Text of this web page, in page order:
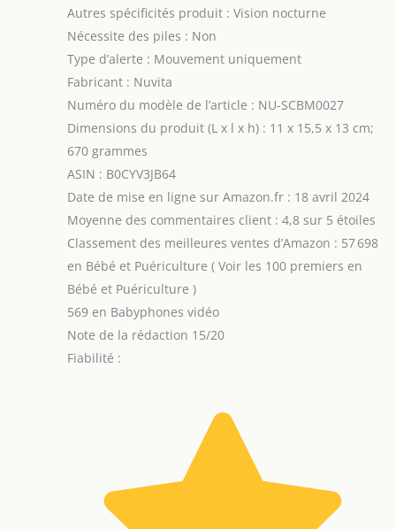
Autres spécificités produit : Vision nocturne
Nécessite des piles : Non
Type d’alerte : Mouvement uniquement
Fabricant : Nuvita
Numéro du modèle de l’article : NU-SCBM0027
Dimensions du produit (L x l x h) : 11 x 15,5 x 13 cm;
670 grammes
ASIN : B0CYV3JB64
Date de mise en ligne sur Amazon.fr : 18 avril 2024
Moyenne des commentaires client : 4,8 sur 5 étoiles
Classement des meilleures ventes d’Amazon : 57 698
en Bébé et Puériculture ( Voir les 100 premiers en
Bébé et Puériculture )
569 en Babyphones vidéo
Note de la rédaction 15/20
Fiabilité :